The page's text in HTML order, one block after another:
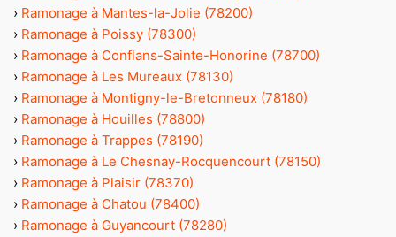
› Ramonage à Mantes-la-Jolie (78200)
› Ramonage à Poissy (78300)
› Ramonage à Conflans-Sainte-Honorine (78700)
› Ramonage à Les Mureaux (78130)
› Ramonage à Montigny-le-Bretonneux (78180)
› Ramonage à Houilles (78800)
› Ramonage à Trappes (78190)
› Ramonage à Le Chesnay-Rocquencourt (78150)
› Ramonage à Plaisir (78370)
› Ramonage à Chatou (78400)
› Ramonage à Guyancourt (78280)